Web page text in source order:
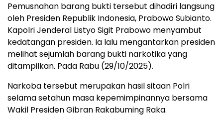
Pemusnahan barang bukti tersebut dihadiri langsung
oleh Presiden Republik Indonesia, Prabowo Subianto.
Kapolri Jenderal Listyo Sigit Prabowo menyambut
kedatangan presiden. Ia lalu mengantarkan presiden
melihat sejumlah barang bukti narkotika yang
ditampilkan. Pada Rabu (29/10/2025).
Narkoba tersebut merupakan hasil sitaan Polri
selama setahun masa kepemimpinannya bersama
Wakil Presiden Gibran Rakabuming Raka.